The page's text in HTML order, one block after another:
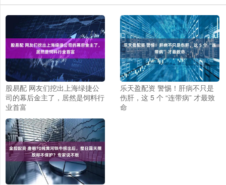
股易配 网友们挖出上海绿捷公
司的幕后金主了，居然是饲料行
业首富
乐天盈配资 警惕！肝病不只是
伤肝，这 5 个 “连带病” 才最致
命